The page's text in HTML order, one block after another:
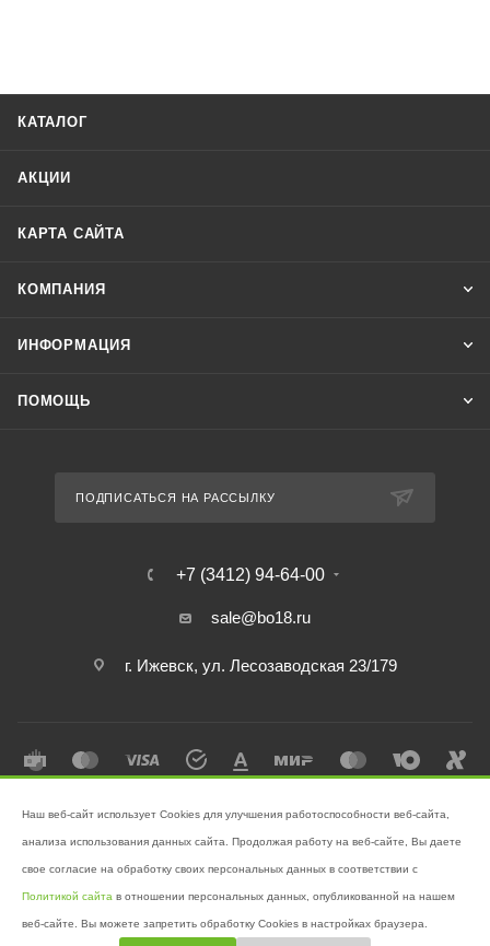
КАТАЛОГ
АКЦИИ
КАРТА САЙТА
КОМПАНИЯ
ИНФОРМАЦИЯ
ПОМОЩЬ
ПОДПИСАТЬСЯ НА РАССЫЛКУ
+7 (3412) 94-64-00
sale@bo18.ru
г. Ижевск, ул. Лесозаводская 23/179
поддержании чистоты!
Наш веб-сайт использует Cookies для улучшения работоспособности веб-сайта,
анализа использования данных сайта. Продолжая работу на веб-сайте, Вы даете
свое согласие на обработку своих персональных данных в соответствии с
Политикой сайта в отношении персональных данных, опубликованной на нашем
веб-сайте. Вы можете запретить обработку Cookies в настройках браузера.